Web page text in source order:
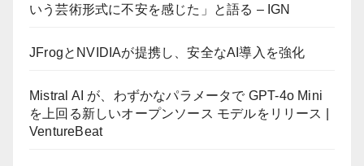
いう芸術形式に不安を感じた」と語る – IGN
JFrogとNVIDIAが提携し、安全なAI導入を強化
Mistral AI が、わずかなパラメータで GPT-4o Mini
を上回る新しいオープンソース モデルをリリース |
VentureBeat